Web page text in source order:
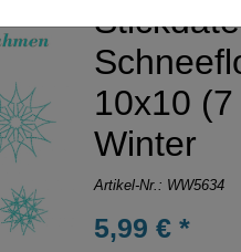
10x10
Winter
Artikel-Nr.: WW5634
5,99 € *